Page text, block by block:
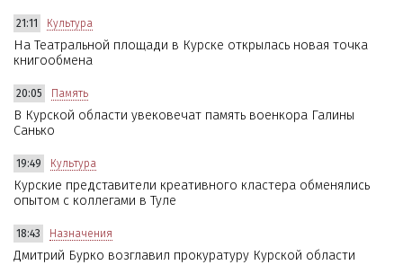
21:11 Культура
На Театральной площади в Курске открылась новая точка
книгообмена
20:05 Память
В Курской области увековечат память военкора Галины
Санько
19:49 Культура
Курские представители креативного кластера обменялись
опытом с коллегами в Туле
18:43 Назначения
Дмитрий Бурко возглавил прокуратуру Курской области